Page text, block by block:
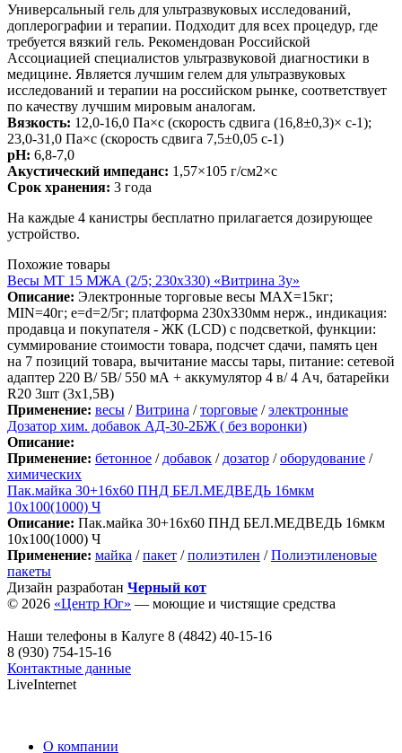
Универсальный гель для ультразвуковых исследований,
доплерографии и терапии. Подходит для всех процедур, где
требуется вязкий гель. Рекомендован Российской
Ассоциацией специалистов ультразвуковой диагностики в
медицине. Является лучшим гелем для ультразвуковых
исследований и терапии на российском рынке, соответствует
по качеству лучшим мировым аналогам.
Вязкость: 12,0-16,0 Па×c (скорость сдвига (16,8±0,3)× с-1);
23,0-31,0 Па×с (скорость сдвига 7,5±0,05 с-1)
pH: 6,8-7,0
Акустический импеданс: 1,57×105 г/см2×с
Срок хранения: 3 года
На каждые 4 канистры бесплатно прилагается дозирующее
устройство.
Похожие товары
Весы МТ 15 МЖА (2/5; 230х330) «Витрина 3у»
Описание: Электронные торговые весы MAX=15кг;
MIN=40г; e=d=2/5г; платформа 230х330мм нерж., индикация:
продавца и покупателя - ЖК (LCD) с подсветкой, функции:
суммирование стоимости товара, подсчет сдачи, память цен
на 7 позиций товара, вычитание массы тары, питание: сетевой
адаптер 220 В/ 5В/ 550 мА + аккумулятор 4 в/ 4 Ач, батарейки
R20 3шт (3х1,5В)
Применение: весы /Витрина /торговые /электронные
Дозатор хим. добавок АД-30-2БЖ ( без воронки)
Описание:
Применение: бетонное / добавок / дозатор /оборудование /
химических
Пак.майка 30+16х60 ПНД БЕЛ.МЕДВЕДЬ 16мкм
10х100(1000) Ч
Описание: Пак.майка 30+16х60 ПНД БЕЛ.МЕДВЕДЬ 16мкм
10х100(1000) Ч
Применение: майка /пакет /полиэтилен /Полиэтиленовые
пакеты
Дизайн разработан Черный кот
© 2026 «Центр Юг» — моющие и чистящие средства
Наши телефоны в Калуге 8 (4842) 40-15-16
8 (930) 754-15-16
Контактные данные
LiveInternet
О компании